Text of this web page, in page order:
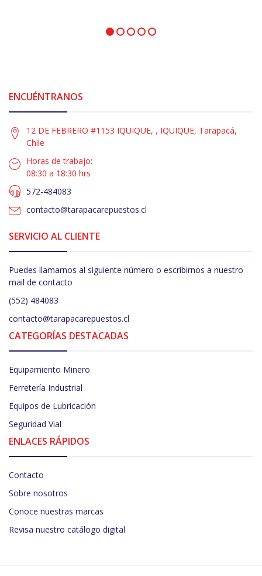
ENCUÉNTRANOS
12 DE FEBRERO #1153 IQUIQUE, , IQUIQUE, Tarapacá,
Chile
Horas de trabajo:
08:30 a 18:30 hrs
572-484083
contacto@tarapacarepuestos.cl
SERVICIO AL CLIENTE
Puedes llamarnos al siguiente número o escribirnos a nuestro
mail de contacto
(552) 484083
contacto@tarapacarepuestos.cl
CATEGORÍAS DESTACADAS
Equipamiento Minero
Ferretería Industrial
Equipos de Lubricación
Seguridad Vial
ENLACES RÁPIDOS
Contacto
Sobre nosotros
Conoce nuestras marcas
Revisa nuestro catálogo digital